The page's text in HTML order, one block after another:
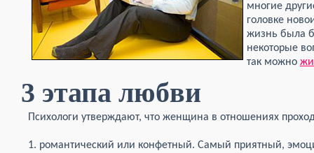
многие
головке
жизнь была
некоторые
так можно
3 этапа любви
Психологи утверждают, что женщина в отношениях
1. романтический или конфетный. Самый приятный,